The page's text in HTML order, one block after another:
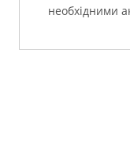
необхідними